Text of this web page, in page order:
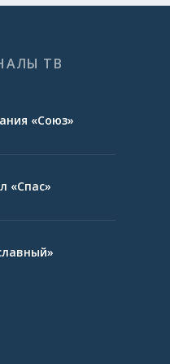
ТВ
«Союз»
«Спас»